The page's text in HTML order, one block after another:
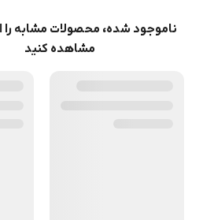
ناموجود شده، محصولات مشابه را
مشاهده کنید